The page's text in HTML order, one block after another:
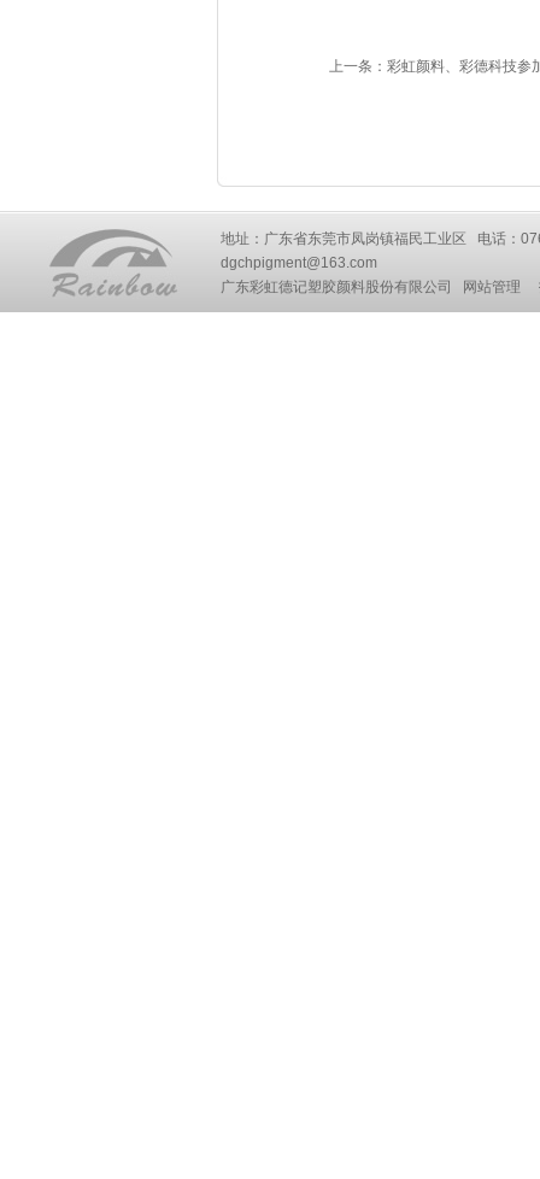
上一条： 彩虹颜料、彩德科技参
地址：广东省东莞市凤岗镇福民工业区 电话：
dgchpigment@163.com
广东彩虹德记塑胶颜料股份有限公司
网站管理